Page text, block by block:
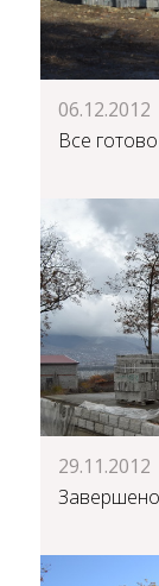
06.12.2012
Все
29.11.2012